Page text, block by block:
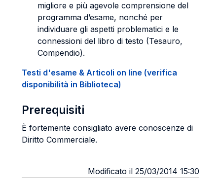
migliore e più agevole comprensione del
programma d’esame, nonché per
individuare gli aspetti problematici e le
connessioni del libro di testo (Tesauro,
Compendio).
Testi d'esame & Articoli on line (verifica
disponibilità in Biblioteca)
Prerequisiti
È fortemente consigliato avere conoscenze di
Diritto Commerciale.
Modificato il 25/03/2014 15:30